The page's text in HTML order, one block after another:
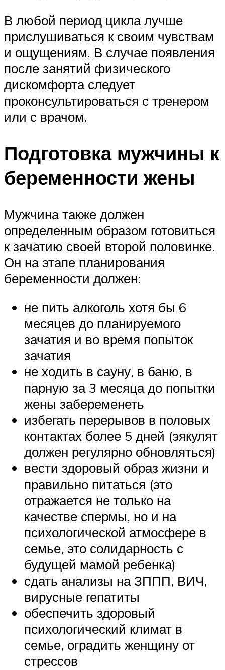
В любой период цикла лучше
прислушиваться к своим чувствам
и ощущениям. В случае появления
после занятий физического
дискомфорта следует
проконсультироваться с тренером
или с врачом.
Подготовка мужчины к
беременности жены
Мужчина также должен
определенным образом готовиться
к зачатию своей второй половинке.
Он на этапе планирования
беременности должен:
не пить алкоголь хотя бы 6
месяцев до планируемого
зачатия и во время попыток
зачатия
не ходить в сауну, в баню, в
парную за 3 месяца до попытки
жены забеременеть
избегать перерывов в половых
контактах более 5 дней (эякулят
должен регулярно обновляться)
вести здоровый образ жизни и
правильно питаться (это
отражается не только на
качестве спермы, но и на
психологической атмосфере в
семье, это солидарность с
будущей мамой ребенка)
сдать анализы на ЗППП, ВИЧ,
вирусные гепатиты
обеспечить здоровый
психологический климат в
семье, оградить женщину от
стрессов